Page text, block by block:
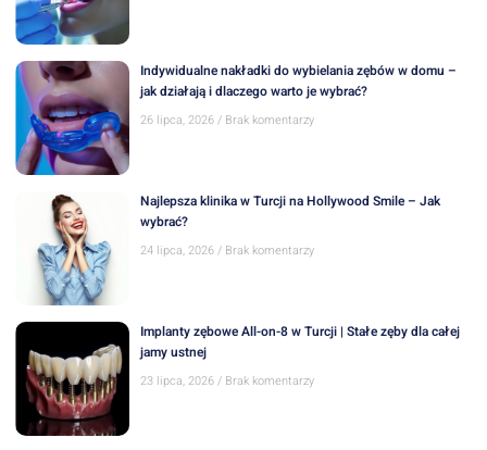
Indywidualne nakładki do wybielania zębów w domu –
jak działają i dlaczego warto je wybrać?
26 lipca, 2026 Brak komentarzy
Najlepsza klinika w Turcji na Hollywood Smile – Jak
wybrać?
24 lipca, 2026 Brak komentarzy
Implanty zębowe All-on-8 w Turcji | Stałe zęby dla całej
jamy ustnej
23 lipca, 2026 Brak komentarzy